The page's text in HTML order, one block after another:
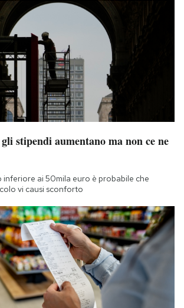
stipendi aumentano ma non ce ne
inferiore ai 50mila euro è probabile che
vi causi sconforto